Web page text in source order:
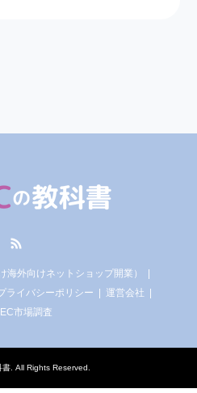
海外向けネットショップ開業）
ライバシーポリシー
運営会社
市場調査
書. All Rights Reserved.